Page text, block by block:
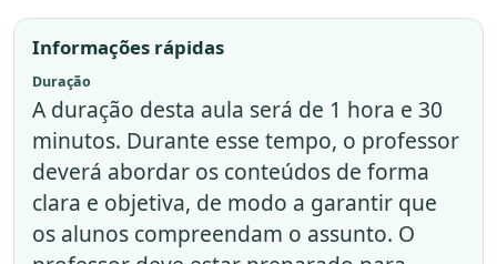
Informações rápidas
Duração
A duração desta aula será de 1 hora e 30
minutos. Durante esse tempo, o professor
deverá abordar os conteúdos de forma
clara e objetiva, de modo a garantir que
os alunos compreendam o assunto. O